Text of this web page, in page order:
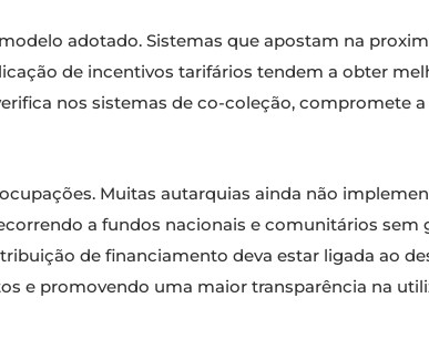
adotado. Sistemas que apostam na
de incentivos tarifários tendem a obter
nos sistemas de co-coleção, compromete
Muitas autarquias ainda não
a fundos nacionais e comunitários sem
de financiamento deva estar ligada ao
e promovendo uma maior transparência na